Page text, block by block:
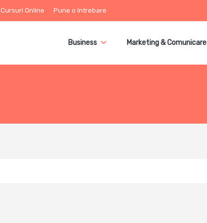
Cursuri Online Pune o întrebare
Business Marketing & Comunicare